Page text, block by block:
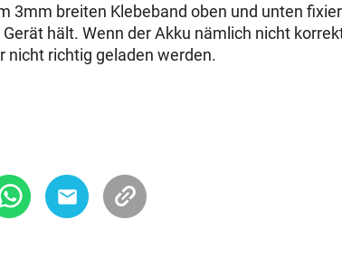
3mm breiten Klebeband oben und unten
hält. Wenn der Akku nämlich nicht
nicht richtig geladen werden.